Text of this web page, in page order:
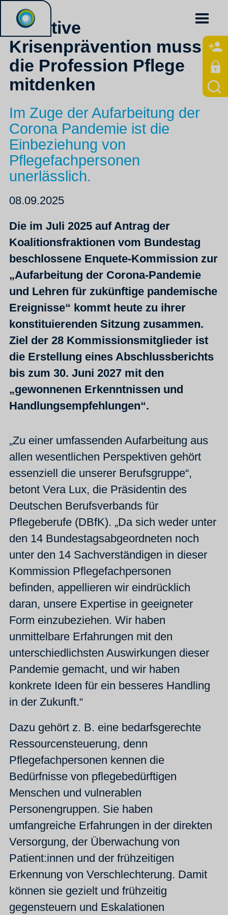
Effektive
Krisenprävention muss
die Profession Pflege
mitdenken
Im Zuge der Aufarbeitung der
Corona Pandemie ist die
Einbeziehung von
Pflegefachpersonen
unerlässlich.
08.09.2025
Die im Juli 2025 auf Antrag der
Koalitionsfraktionen vom Bundestag
beschlossene Enquete-Kommission zur
„Aufarbeitung der Corona-Pandemie
und Lehren für zukünftige pandemische
Ereignisse“ kommt heute zu ihrer
konstituierenden Sitzung zusammen.
Ziel der 28 Kommissionsmitglieder ist
die Erstellung eines Abschlussberichts
bis zum 30. Juni 2027 mit den
„gewonnenen Erkenntnissen und
Handlungsempfehlungen“.
„Zu einer umfassenden Aufarbeitung aus
allen wesentlichen Perspektiven gehört
essenziell die unserer Berufsgruppe“,
betont Vera Lux, die Präsidentin des
Deutschen Berufsverbands für
Pflegeberufe (DBfK). „Da sich weder unter
den 14 Bundestagsabgeordneten noch
unter den 14 Sachverständigen in dieser
Kommission Pflegefachpersonen
befinden, appellieren wir eindrücklich
daran, unsere Expertise in geeigneter
Form einzubeziehen. Wir haben
unmittelbare Erfahrungen mit den
unterschiedlichsten Auswirkungen dieser
Pandemie gemacht, und wir haben
konkrete Ideen für ein besseres Handling
in der Zukunft.“
Dazu gehört z. B. eine bedarfsgerechte
Ressourcensteuerung, denn
Pflegefachpersonen kennen die
Bedürfnisse von pflegebedürftigen
Menschen und vulnerablen
Personengruppen. Sie haben
umfangreiche Erfahrungen in der direkten
Versorgung, der Überwachung von
Patient:innen und der frühzeitigen
Erkennung von Verschlechterung. Damit
können sie gezielt und frühzeitig
gegensteuern und Eskalationen